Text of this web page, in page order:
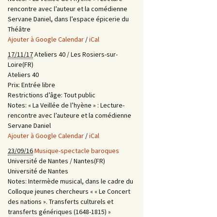
rencontre avec l’auteur et la comédienne
Servane Daniel, dans l’espace épicerie du
Théâtre
Ajouter à Google Calendar /iCal
17/11/17Ateliers 40 / Les Rosiers-sur-
Loire(FR)
Ateliers 40
Prix: Entrée libre
Restrictions d’âge: Tout public
Notes: « La Veillée de l’hyène » : Lecture-
rencontre avec l’auteure et la comédienne
Servane Daniel
Ajouter à Google Calendar /iCal
23/09/16Musique-spectacle baroques
Université de Nantes / Nantes(FR)
Université de Nantes
Notes: Intermède musical, dans le cadre du
Colloque jeunes chercheurs « « Le Concert
des nations ». Transferts culturels et
transferts génériques (1648-1815) »